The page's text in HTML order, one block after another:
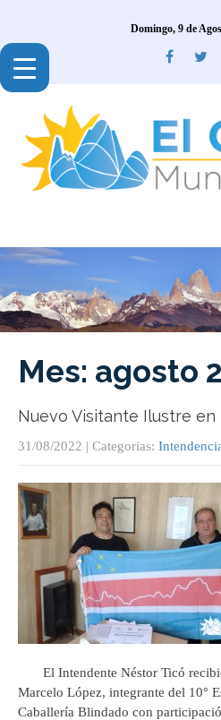
Domingo, 9 de
Mes: agosto
Nuevo Visitante Ilustre en
31/08/2022 | Categorias:
El Intendente Néstor Ticó
Marcelo López, integrante del 10°
Caballería Blindado con